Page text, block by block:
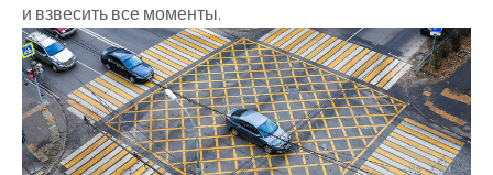
и взвесить все моменты.